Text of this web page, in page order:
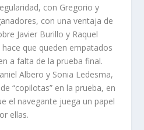
con Gregorio y
con una ventaja de
Javier Burillo y Raquel
que queden empatados
a falta de la prueba final.
Albero y Sonia Ledesma,
“copilotas” en la prueba, en
el navegante juega un papel
ellas.